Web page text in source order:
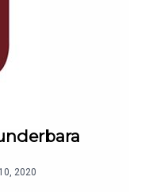
2020